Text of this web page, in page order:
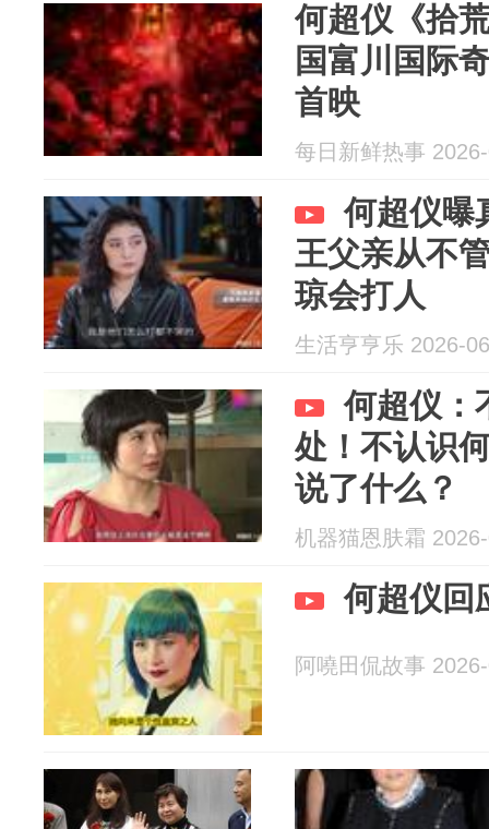
何超仪《拾
国富川国际
首映
每日新鲜热事
何超仪曝
王父亲从不
琼会打人
生活亨亨乐 2026-
何超仪：
处！不认识
说了什么？
机器猫恩肤霜
何超仪回
阿嘵田侃故事